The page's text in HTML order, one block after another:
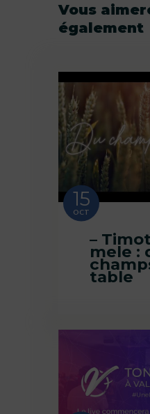
Vous
également
15
OCT
–
mele :
table